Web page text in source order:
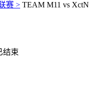
赛 > TEAM M11 vs XctN
结束